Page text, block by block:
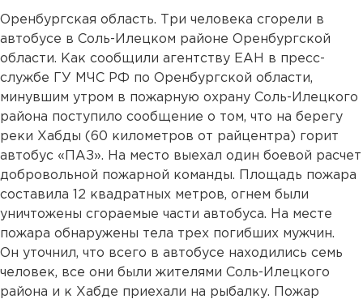
Оренбургская область. Три человека сгорели в
автобусе в Соль-Илецком районе Оренбургской
области. Как сообщили агентству ЕАН в пресс-
службе ГУ МЧС РФ по Оренбургской области,
минувшим утром в пожарную охрану Соль-Илецкого
района поступило сообщение о том, что на берегу
реки Хабды (60 километров от райцентра) горит
автобус «ПАЗ». На место выехал один боевой расчет
добровольной пожарной команды. Площадь пожара
составила 12 квадратных метров, огнем были
уничтожены сгораемые части автобуса. На месте
пожара обнаружены тела трех погибших мужчин.
Он уточнил, что всего в автобусе находились семь
человек, все они были жителями Соль-Илецкого
района и к Хабде приехали на рыбалку. Пожар